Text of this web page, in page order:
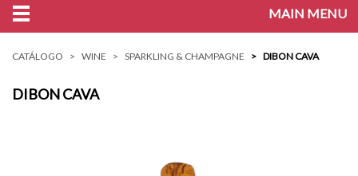
MAIN MENU
CATÁLOGO WINE SPARKLING & CHAMPAGNE DIBON CAVA
DIBON CAVA